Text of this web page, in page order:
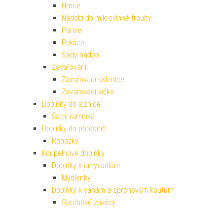
Hrnce
Nádobí do mikrovlnné trouby
Pánve
Poklice
Sady nádobí
Zavařování
Zavařovací sklenice
Zavařovací víčka
Doplňky do ložnice
Šatní ramínka
Doplňky do předsíně
Rohožky
Koupelnové doplňky
Doplňky k umyvadlům
Mýdlenky
Doplňky k vanám a sprchovým koutům
Sprchové závěsy